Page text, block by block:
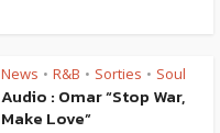
News • R&B • Sorties • Soul
Audio : Omar “Stop War,
Make Love”